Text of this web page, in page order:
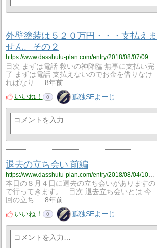
外壁塗装は５２０万円・・・支払えま
せん、その２
https://www.dasshutu-plan.com/entry/2018/08/07/093215
目次 まずは電話 救いの神降臨 無事に支払い完
了 まずは電話 支払えないのでお金を借りなけ
ればなり…
8年前
いいね！
0 孤独SEよーじ
退去の立ち会い 前編
本日の８月４日に退去の立ち会いがありますの
で行ってきます。 目次 退去立ち会いとは 今
回の立ち…
8年前
いいね！
0 孤独SEよーじ